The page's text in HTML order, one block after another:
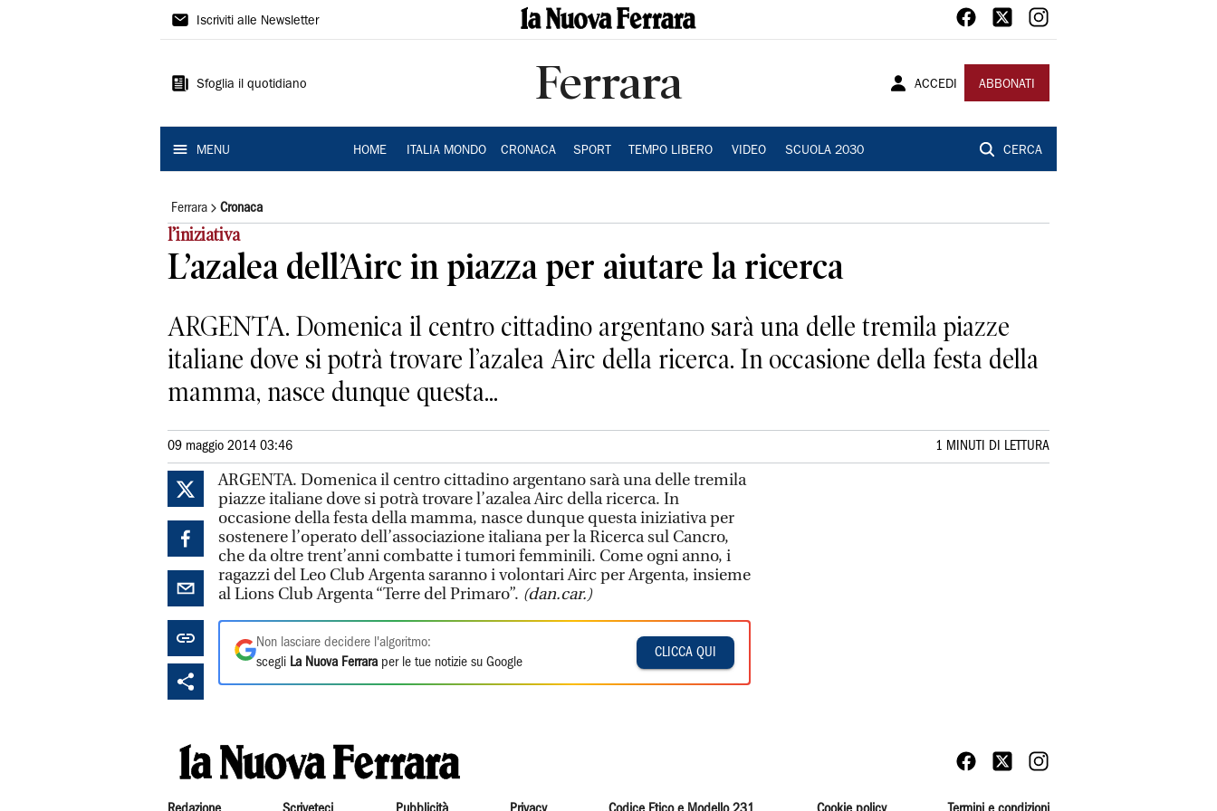
La
Ferrara
Iscriviti alle Newsletter
Sfoglia il quotidiano Ferrara ACCEDI ABBONATI
MENU HOME ITALIA MONDO CRONACA SPORT TEMPO LIBERO VIDEO SCUOLA 2030 CERCA
Ferrara Cronaca
l’iniziativa
L’azalea dell’Airc in piazza per aiutare la ricerca
ARGENTA. Domenica il centro cittadino argentano sarà una delle tremila piazze
italiane dove si potrà trovare l’azalea Airc della ricerca. In occasione della festa della
mamma, nasce dunque questa...
09 maggio 2014 03:46 1 MINUTI DI LETTURA
ARGENTA. Domenica il centro cittadino argentano sarà una delle tremila
piazze italiane dove si potrà trovare l’azalea Airc della ricerca. In
occasione della festa della mamma, nasce dunque questa iniziativa per
sostenere l’operato dell’associazione italiana per la Ricerca sul Cancro,
che da oltre trent’anni combatte i tumori femminili. Come ogni anno, i
ragazzi del Leo Club Argenta saranno i volontari Airc per Argenta, insieme
al Lions Club Argenta “Terre del Primaro”. (dan.car.)
Non lasciare decidere l'algoritmo:
scegli La Nuova Ferrara per le tue notizie su Google
CLICCA QUI